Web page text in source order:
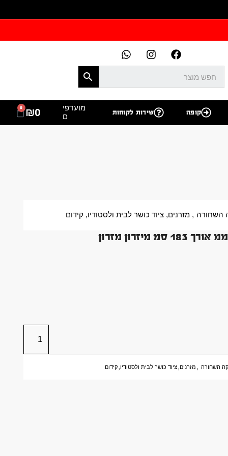
קופה שירות לקוחות
מועדפי
ם
₪0
0
השחורה ,מזרנים,ציוד כושר לבית ולסטודיו, קידום
השחורה , מזרנים,ציוד כושר לבית ולסטודיו,קידום